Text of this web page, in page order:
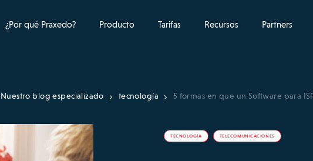
¿Por qué Praxedo? Producto Tarifas Recursos Partners
Nuestro blog especializado tecnología 5 formas en que un Software para
TECNOLOGÍA TELECOMUNICACIONES